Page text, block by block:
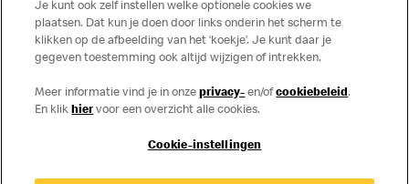
Contact
Je kunt ook zelf instellen welke optionele cookies we
plaatsen. Dat kun je doen door links onderin het scherm te
klikken op de afbeelding van het ‘koekje’. Je kunt daar je
gegeven toestemming ook altijd wijzigen of intrekken.
Meer informatie vind je in onzeprivacy- en/ofcookiebeleid.
En klikhier voor een overzicht alle cookies.
Cookie-instellingen